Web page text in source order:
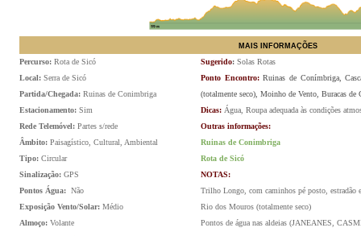
MAIS INFORMAÇÕES
Percurso: Rota de Sicó
Local: Serra de Sicó
Partida/Chegada: Ruinas de Conimbriga
Estacionamento: Sim
Rede Telemóvel: Partes s/rede
Âmbito: Paisagístico, Cultural, Ambiental
Tipo: Circular
Sinalização: GPS
Pontos Água: Não
Exposição Vento/Solar: Médio
Almoço: Volante
Sugerido: Solas Rotas
Ponto Encontro:Ruinas de Conímbriga,
(totalmente seco), Moinho de Vento, Buracas
Dicas: Água, Roupa adequada às condições
Outras informações:
Ruinas de Conimbriga
Rota de Sicó
NOTAS:
Trilho Longo, com caminhos pé posto, estradão
Rio dos Mouros (totalmente seco)
Pontos de água nas aldeias (JANEANES,